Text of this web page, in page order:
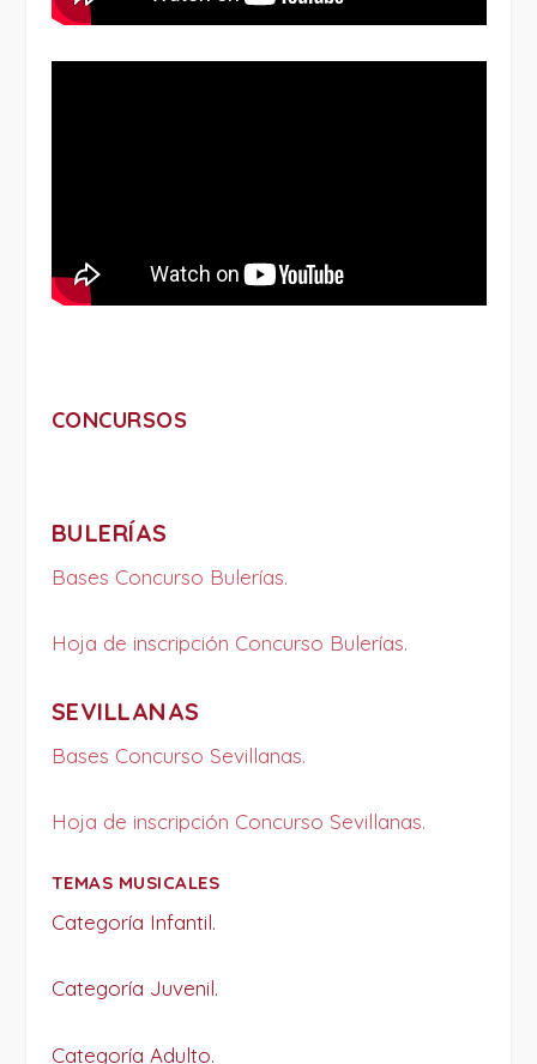
CONCURSOS
BULERÍAS
Bases Concurso Bulerías.
Hoja de inscripción Concurso Bulerías.
SEVILLANAS
Bases Concurso Sevillanas.
Hoja de inscripción Concurso Sevillanas.
TEMAS MUSICALES
Categoría Infantil.
Categoría Juvenil.
Categoría Adulto.